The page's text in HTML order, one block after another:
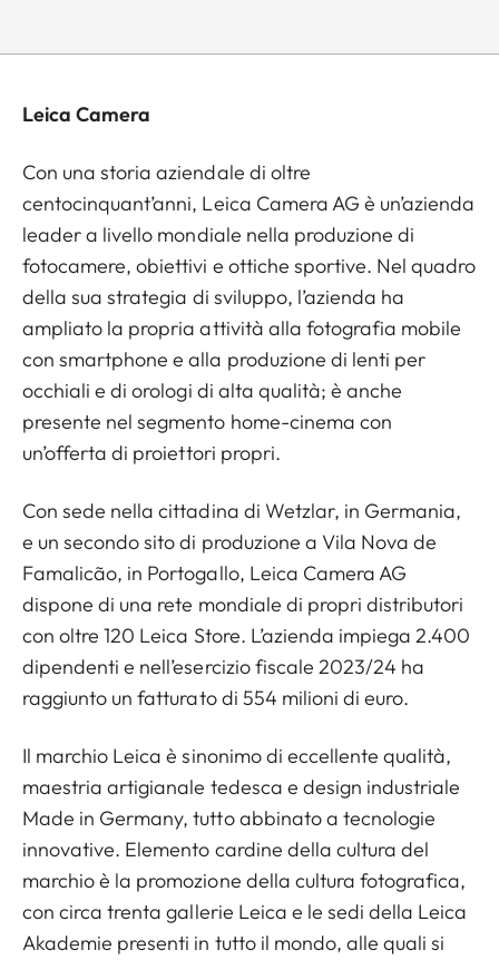
Leica Camera
Con una storia aziendale di oltre
centocinquant’anni, Leica Camera AG è un’azienda
leader a livello mondiale nella produzione di
fotocamere, obiettivi e ottiche sportive. Nel quadro
della sua strategia di sviluppo, l’azienda ha
ampliato la propria attività alla fotografia mobile
con smartphone e alla produzione di lenti per
occhiali e di orologi di alta qualità; è anche
presente nel segmento home-cinema con
un’offerta di proiettori propri.
Con sede nella cittadina di Wetzlar, in Germania,
e un secondo sito di produzione a Vila Nova de
Famalicão, in Portogallo, Leica Camera AG
dispone di una rete mondiale di propri distributori
con oltre 120 Leica Store. L’azienda impiega 2.400
dipendenti e nell’esercizio fiscale 2023/24 ha
raggiunto un fatturato di 554 milioni di euro.
Il marchio Leica è sinonimo di eccellente qualità,
maestria artigianale tedesca e design industriale
Made in Germany, tutto abbinato a tecnologie
innovative. Elemento cardine della cultura del
marchio è la promozione della cultura fotografica,
con circa trenta gallerie Leica e le sedi della Leica
Akademie presenti in tutto il mondo, alle quali si